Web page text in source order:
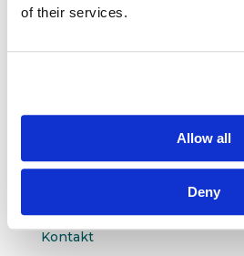
of their services.
Allow all
Deny
questus
Kontakt